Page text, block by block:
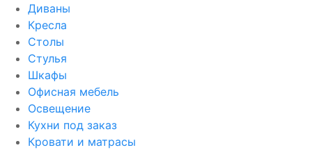
Диваны
Кресла
Столы
Стулья
Шкафы
Офисная мебель
Освещение
Кухни под заказ
Кровати и матрасы